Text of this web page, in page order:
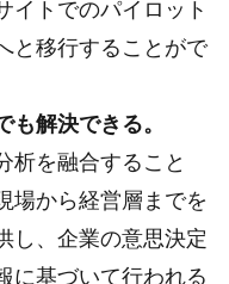
イトでのパイロット
と移行することがで
解決できる。
析を融合すること
場から経営層までを
し、企業の意思決定
に基づいて行われる